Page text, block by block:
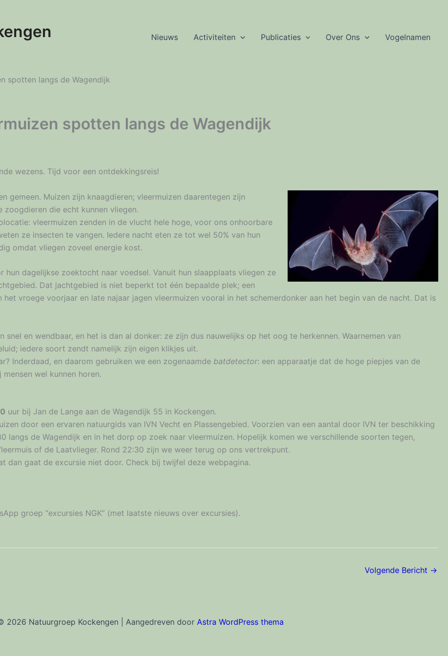
Nieuws Activiteiten Publicaties Over Ons Vogelnamen
spotten langs de Wagendijk
spotten langs de Wagendijk
wezens. Tijd voor een ontdekkingsreis!
gemeen. Muizen zijn knaagdieren; vleermuizen daarentegen zijn
zoogdieren die echt kunnen vliegen.
vleermuizen zenden in de vlucht hele hoge, voor ons onhoorbare
ze insecten te vangen. Iedere nacht eten ze tot wel 50% van hun
omdat vliegen zoveel energie kost.
hun dagelijkse zoektocht naar voedsel. Vanuit hun slaapplaats vliegen ze
Dat jachtgebied is niet beperkt tot één bepaalde plek; een
vroege voorjaar en late najaar jagen vleermuizen vooral in het schemerdonker aan het begin van de nacht. Dat is
snel en wendbaar, en het is dan al donker: ze zijn dus nauwelijks op het oog te herkennen. Waarnemen van
iedere soort zendt namelijk zijn eigen klikjes uit.
Inderdaad, en daarom gebruiken we een zogenaamde batdetector: een apparaatje dat de hoge piepjes van de
wel kunnen horen.
uur bij Jan de Lange aan de Wagendijk 55 in Kockengen.
door een ervaren natuurgids van IVN Vecht en Plassengebied. Voorzien van een aantal door IVN ter beschikking
langs de Wagendijk en in het dorp op zoek naar vleermuizen. Hopelijk komen we verschillende soorten tegen,
of de Laatvlieger. Rond 22:30 zijn we weer terug op ons vertrekpunt.
dan gaat de excursie niet door. Check bij twijfel deze webpagina.
groep “excursies NGK” (met laatste nieuws over excursies).
Volgende Bericht →
2026 Natuurgroep Kockengen | Aangedreven door Astra WordPress thema